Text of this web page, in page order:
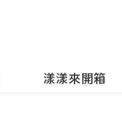
漾漾來開箱